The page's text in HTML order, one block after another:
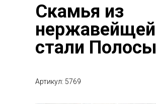
Скамья из
нержавейщей
стали Полосы
Артикул: 5769